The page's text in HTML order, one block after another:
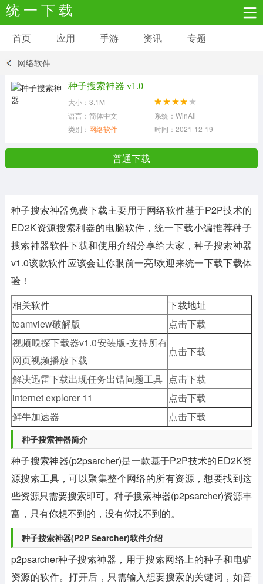
统 一 下 载
安卓应用 安卓游戏
系统工具 其它应用
首页 应用 手游 资讯 专题
网络软件
种子搜索神器 v1.0
大小：3.1M
语言：简体中文
系统：WinAll
类别： 网络软件 时间：2021-12-19
普通下载
种子搜索神器免费下载主要用于网络软件基于P2P技术的
ED2K资源搜索利器的电脑软件，统一下载小编推荐种子
搜索神器软件下载和使用介绍分享给大家， 种子搜索神器
v1.0该款软件应该会让你眼前一亮!欢迎来统一下载下载体
验！
相关软件
下载地址
teamview破解版
点击下载
视频嗅探下载器v1.0安装版-支持所有
网页视频播放下载
点击下载
解决迅雷下载出现任务出错问题工具 点击下载
internet explorer 11
点击下载
鲜牛加速器
点击下载
种子搜索神器简介
种子搜索神器(p2psarcher)是一款基于P2P技术的ED2K资
源搜索工具，可以聚集整个网络的所有资源，想要找到这
些资源只需要搜索即可。种子搜索神器(p2psarcher)资源丰
富，只有你想不到的，没有你找不到的。
种子搜索神器(P2P Searcher)软件介绍
p2psarcher种子搜索神器，用于搜索网络上的种子和电驴
资源的软件。打开后，只需输入想要搜索的关键词，如音